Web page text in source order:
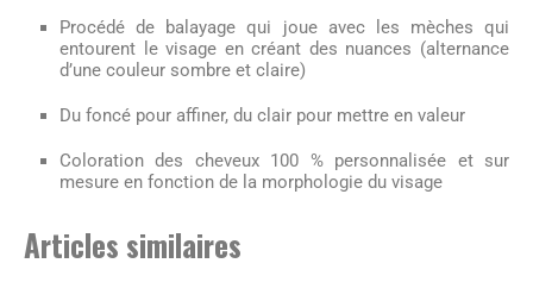
Procédé de balayage qui joue avec les mèches qui
entourent le visage en créant des nuances (alternance
d’une couleur sombre et claire)
Du foncé pour affiner, du clair pour mettre en valeur
Coloration des cheveux 100 % personnalisée et sur
mesure en fonction de la morphologie du visage
Articles similaires